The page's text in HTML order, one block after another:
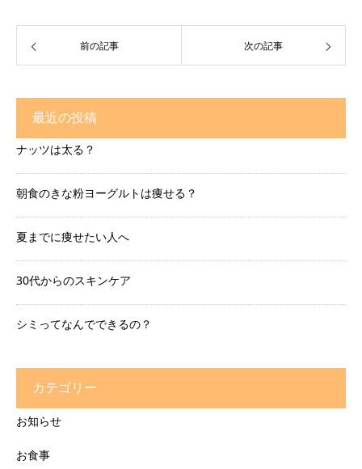
前の記事 次の記事
最近の投稿
ナッツは太る？
朝食のきな粉ヨーグルトは痩せる？
夏までに痩せたい人へ
30代からのスキンケア
シミってなんでできるの？
カテゴリー
お知らせ
お食事